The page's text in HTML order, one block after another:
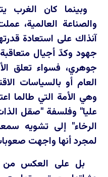
وبينما كان الغرب
والصناعة العالمية،
آنذاك على استعادة
جهود وكدّ أجيال
جوهري، فسواء تعلق
العام أو بالسياسات
وهي الأمة التي طالما
عليا" وفلسفة "صقل
الرخاء" إلى تشويه
لمجرد أنها واجهت
بل على العكس من